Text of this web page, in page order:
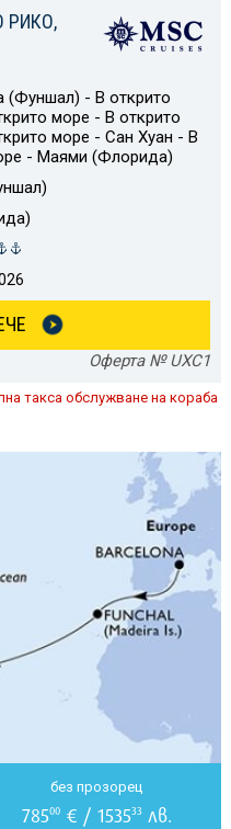
РИКО,
(Фуншал) - В открито
море - В открито
море - Сан Хуан - В
- Маями (Флорида)
Оферта № UXC1
такса обслужване на кораба
без прозорец
78500€ / 153533лв.